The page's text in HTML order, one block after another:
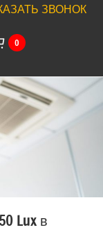
ЗВОНОК
0
Lux в